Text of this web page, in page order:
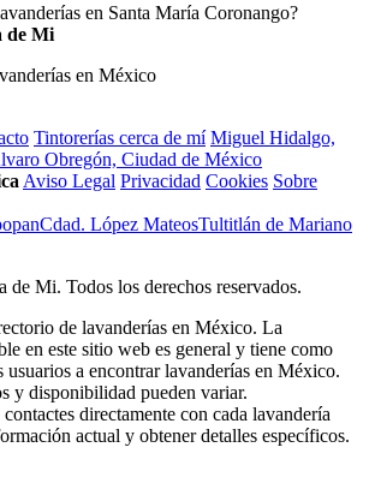
en Santa María Coronango?
de Mi
en México
Tintorerías cerca de mí Miguel Hidalgo,
Obregón, Ciudad de México
Aviso Legal Privacidad Cookies Sobre
Cdad. López MateosTultitlán de Mariano
de Mi. Todos los derechos reservados.
de lavanderías en México. La
en este sitio web es general y tiene como
a encontrar lavanderías en México.
y disponibilidad pueden variar.
directamente con cada lavandería
actual y obtener detalles específicos.